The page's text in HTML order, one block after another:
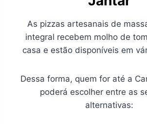
As pizzas artesanais de
integral recebem molho de
casa e estão disponíveis em
Dessa forma, quem for até a
poderá escolher entre as
alternativas: